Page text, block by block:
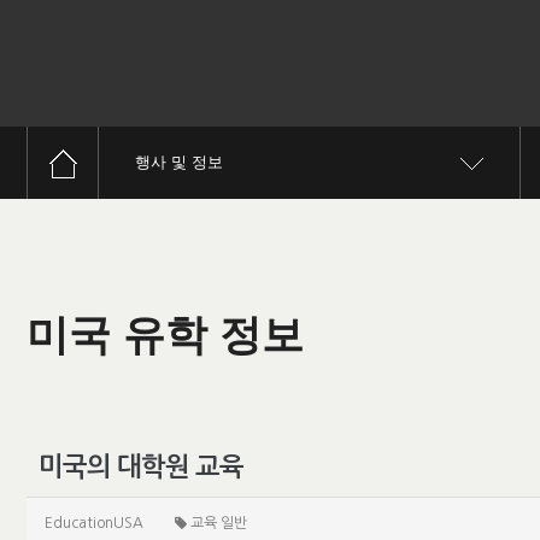
행사 및 정보
미국 유학 정보
미국의 대학원 교육
EducationUSA 교육 일반